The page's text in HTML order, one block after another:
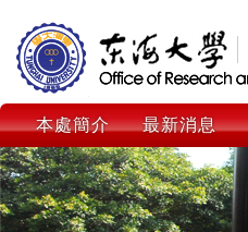
本處簡介 最新消息